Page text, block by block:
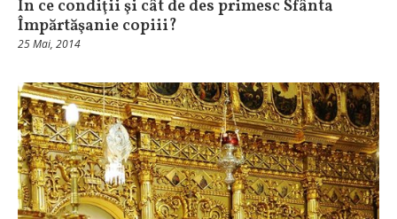
În ce condiţii şi cât de des primesc Sfânta
Împărtăşanie copiii?
25 Mai, 2014